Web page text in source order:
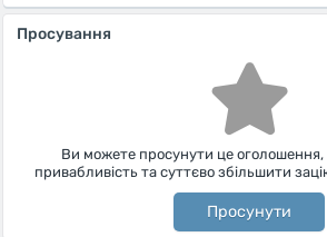
Просування
Ви можете просунути це оголошення,
привабливість та суттєво збільшити
Просунути